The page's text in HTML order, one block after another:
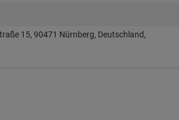
15, 90471 Nürnberg, Deutschland,